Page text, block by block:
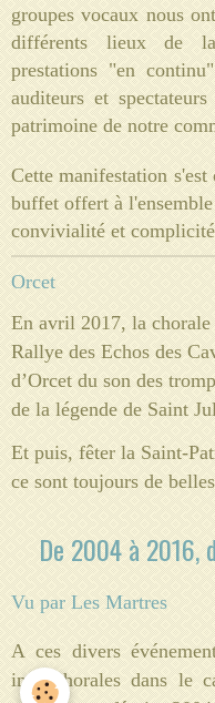
groupes vocaux nous
différents lieux de
prestations "en
auditeurs et
patrimoine de notre
Cette manifestation
buffet offert à
convivialité et
Orcet
En avril 2017, la chorale
Rallye des Echos des
d’Orcet du son des
de la légende de Saint
Et puis, fêter la Saint-
ce sont toujours de
De 2004 à 2016,
Vu par Les Martres
A ces divers
inter-chorales dans le